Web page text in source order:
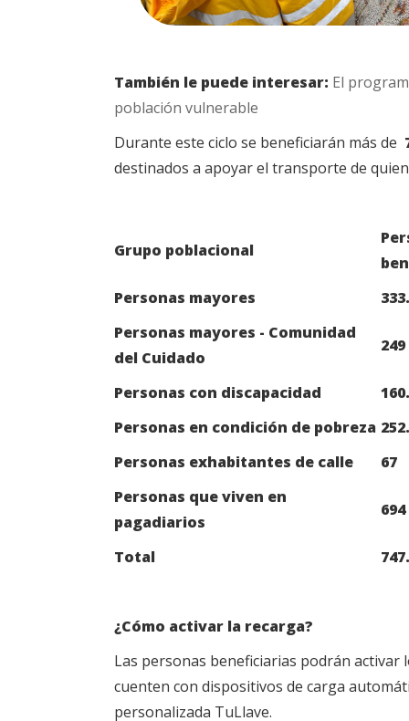
También le puede interesar: El
población vulnerable
Durante este ciclo se beneficiarán más de
destinados a apoyar el transporte de
Grupo poblacional
Personas mayores
Personas mayores - Comunidad
del Cuidado
249
Personas con discapacidad
Personas en condición de pobreza
Personas exhabitantes de calle
67
Personas que viven en
pagadiarios
694
Total
¿Cómo activar la recarga?
Las personas beneficiarias podrán activar
cuenten con dispositivos de carga
personalizada TuLlave.